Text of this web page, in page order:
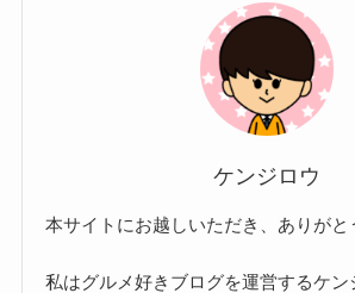
ケンジロウ
本サイトにお越しいただき、ありがと
私はグルメ好きブログを運営するケン